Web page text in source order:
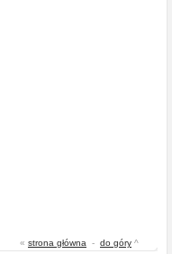
« strona główna - do góry ^